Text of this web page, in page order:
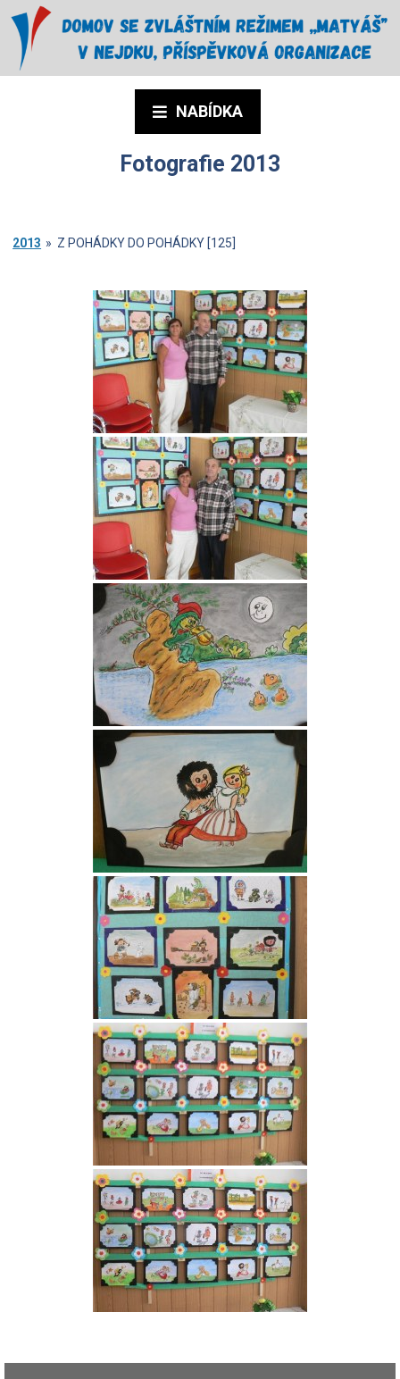
NABÍDKA
Fotografie 2013
2013 » Z POHÁDKY DO POHÁDKY [125]